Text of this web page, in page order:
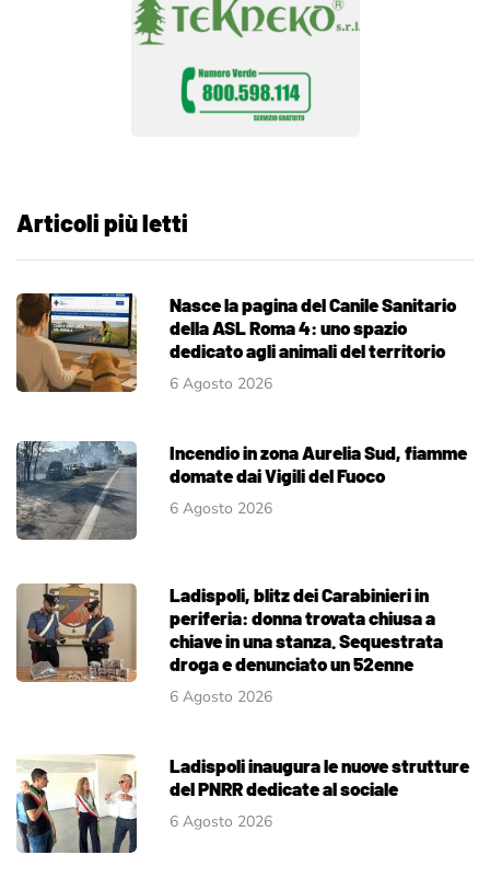
Articoli più letti
Nasce la pagina del Canile Sanitario
della ASL Roma 4: uno spazio
dedicato agli animali del territorio
6 Agosto 2026
Incendio in zona Aurelia Sud, fiamme
domate dai Vigili del Fuoco
6 Agosto 2026
Ladispoli, blitz dei Carabinieri in
periferia: donna trovata chiusa a
chiave in una stanza. Sequestrata
droga e denunciato un 52enne
6 Agosto 2026
Ladispoli inaugura le nuove strutture
del PNRR dedicate al sociale
6 Agosto 2026